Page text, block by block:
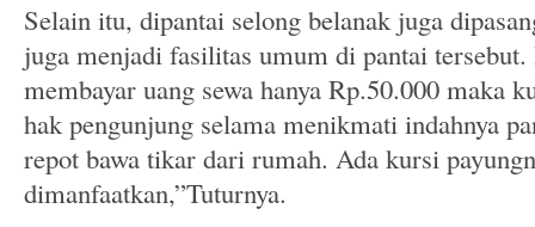
Selain itu, dipantai selong belanak juga
juga menjadi fasilitas umum di pantai tersebut.
membayar uang sewa hanya Rp.50.000 maka
hak pengunjung selama menikmati indahnya
repot bawa tikar dari rumah. Ada kursi
dimanfaatkan,”Tuturnya.